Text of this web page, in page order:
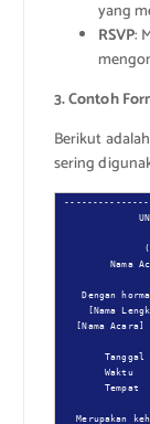
yang
RSVP:
3. Contoh
Berikut
sering
Nama
Dengan
[Nama
[Nama Acara]
Tanggal
Waktu
Tempat
Merupakan